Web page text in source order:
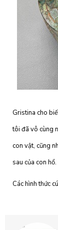
Gristina cho
tôi đã vô cùng
con vật, cũng
sau của con
Các hình thức